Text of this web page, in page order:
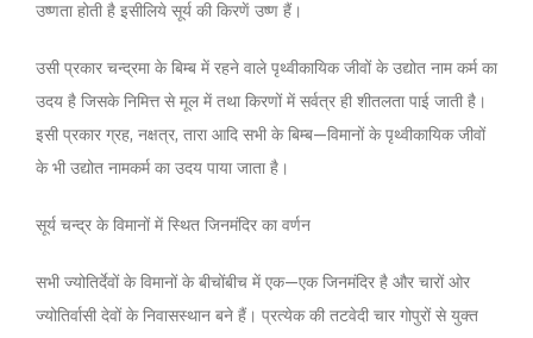
उष्णता होती है इसीलिये सूर्य की किरणें उष्ण हैं।
उसी प्रकार चन्द्रमा के बिम्ब में रहने वाले पृथ्वीकायिक जीवों के उद्योत नाम कर्म का
उदय है जिसके निमित्त से मूल में तथा किरणों में सर्वत्र ही शीतलता पाई जाती है।
इसी प्रकार ग्रह, नक्षत्र, तारा आदि सभी के बिम्ब—विमानों के पृथ्वीकायिक जीवों
के भी उद्योत नामकर्म का उदय पाया जाता है।
सूर्य चन्द्र के विमानों में स्थित जिनमंदिर का वर्णन
सभी ज्योतिर्देवों के विमानों के बीचोंबीच में एक—एक जिनमंदिर है और चारों ओर
ज्योतिर्वासी देवों के निवासस्थान बने हैं। प्रत्येक की तटवेदी चार गोपुरों से युक्त